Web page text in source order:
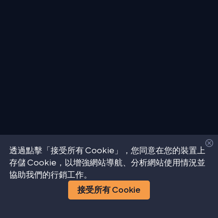
透過點擊「接受所有 Cookie」，您同意在您的裝置上
存儲 Cookie，以增強網站導航、分析網站使用情況並
協助我們的行銷工作。
接受所有 Cookie